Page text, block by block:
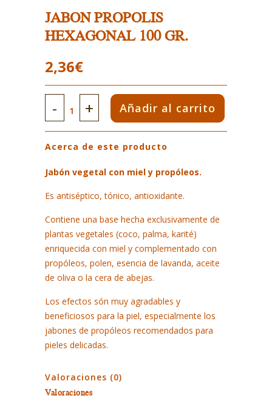
JABON PROPOLIS
HEXAGONAL 100 GR.
2,36€
JABON
HEXAGONAL
100
GR.
quantity
Añadir al carrito
Acerca de este producto
Jabón vegetal con miel y propóleos.
Es antiséptico, tónico, antioxidante.
Contiene una base hecha exclusivamente de
plantas vegetales (coco, palma, karité)
enriquecida con miel y complementado con
propóleos, polen, esencia de lavanda, aceite
de oliva o la cera de abejas.
Los efectos són muy agradables y
beneficiosos para la piel, especialmente los
jabones de propóleos recomendados para
pieles delicadas.
Valoraciones (0)
Valoraciones